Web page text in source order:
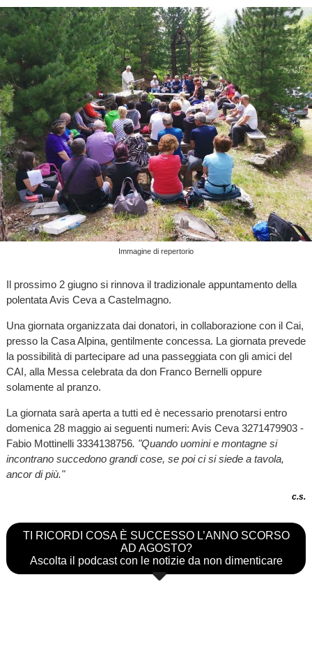
Immagine di repertorio
Il prossimo 2 giugno si rinnova il tradizionale appuntamento della
polentata Avis Ceva a Castelmagno.
Una giornata organizzata dai donatori, in collaborazione con il Cai,
presso la Casa Alpina, gentilmente concessa. La giornata prevede
la possibilità di partecipare ad una passeggiata con gli amici del
CAI, alla Messa celebrata da don Franco Bernelli oppure
solamente al pranzo.
La giornata sarà aperta a tutti ed è necessario prenotarsi entro
domenica 28 maggio ai seguenti numeri: Avis Ceva 3271479903 -
Fabio Mottinelli 3334138756. "Quando uomini e montagne si
incontrano succedono grandi cose, se poi ci si siede a tavola,
ancor di più."
c.s.
TI RICORDI COSA È SUCCESSO L’ANNO SCORSO
AD AGOSTO?
Ascolta il podcast con le notizie da non dimenticare